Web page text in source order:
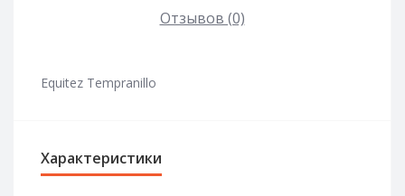
Отзывов (0)
Equitez Tempranillo
Характеристики